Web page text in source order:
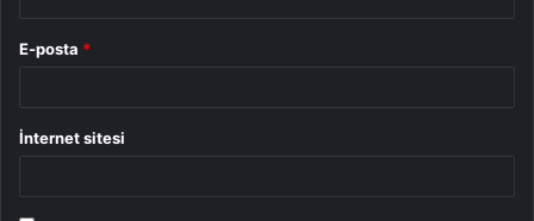
E-posta *
İnternet sitesi